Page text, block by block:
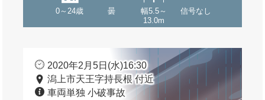
0～24歳 曇
幅5.5～
13.0m
信号なし
2020年2月5日(水)16:30
潟上市天王字持長根 付近
車両単独 小破事故